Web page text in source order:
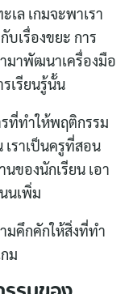
เล เกมจะพาเรา
บเรื่องขยะ การ
มาพัฒนาเครื่องมือ
เรียนรู้นั้น
ที่ทำให้พฤติกรรม
เราเป็นครูที่สอน
นของนักเรียน เอา
นเพิ่ม
มคึกคักให้สิ่งที่ทำ
ม